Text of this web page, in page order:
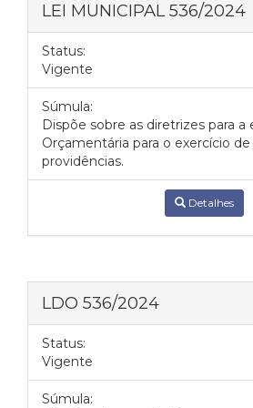
LEI MUNICIPAL 536/2024
Status:
Vigente
Súmula:
Dispõe sobre as diretrizes para a
Orçamentária para o exercício
providências.
Detalhes
LDO 536/2024
Status:
Vigente
Súmula: